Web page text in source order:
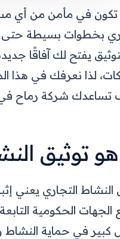
في مأمن من أي
بخطوات بسيطة
يفتح لك آفاقًا
لذا نعرفك في
تساعدك شركة رماح
توثيق
النشاط التجاري يعني
الحكومية
كبير في حماية النشاط